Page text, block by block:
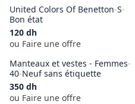
United Colors Of Benetton-S-
Bon état
120 dh
ou Faire une offre
Manteaux et vestes - Femmes-
40-Neuf sans étiquette
350 dh
ou Faire une offre